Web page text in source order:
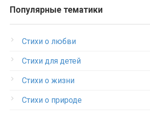
Популярные тематики
Стихи о любви
Стихи для детей
Стихи о жизни
Стихи о природе